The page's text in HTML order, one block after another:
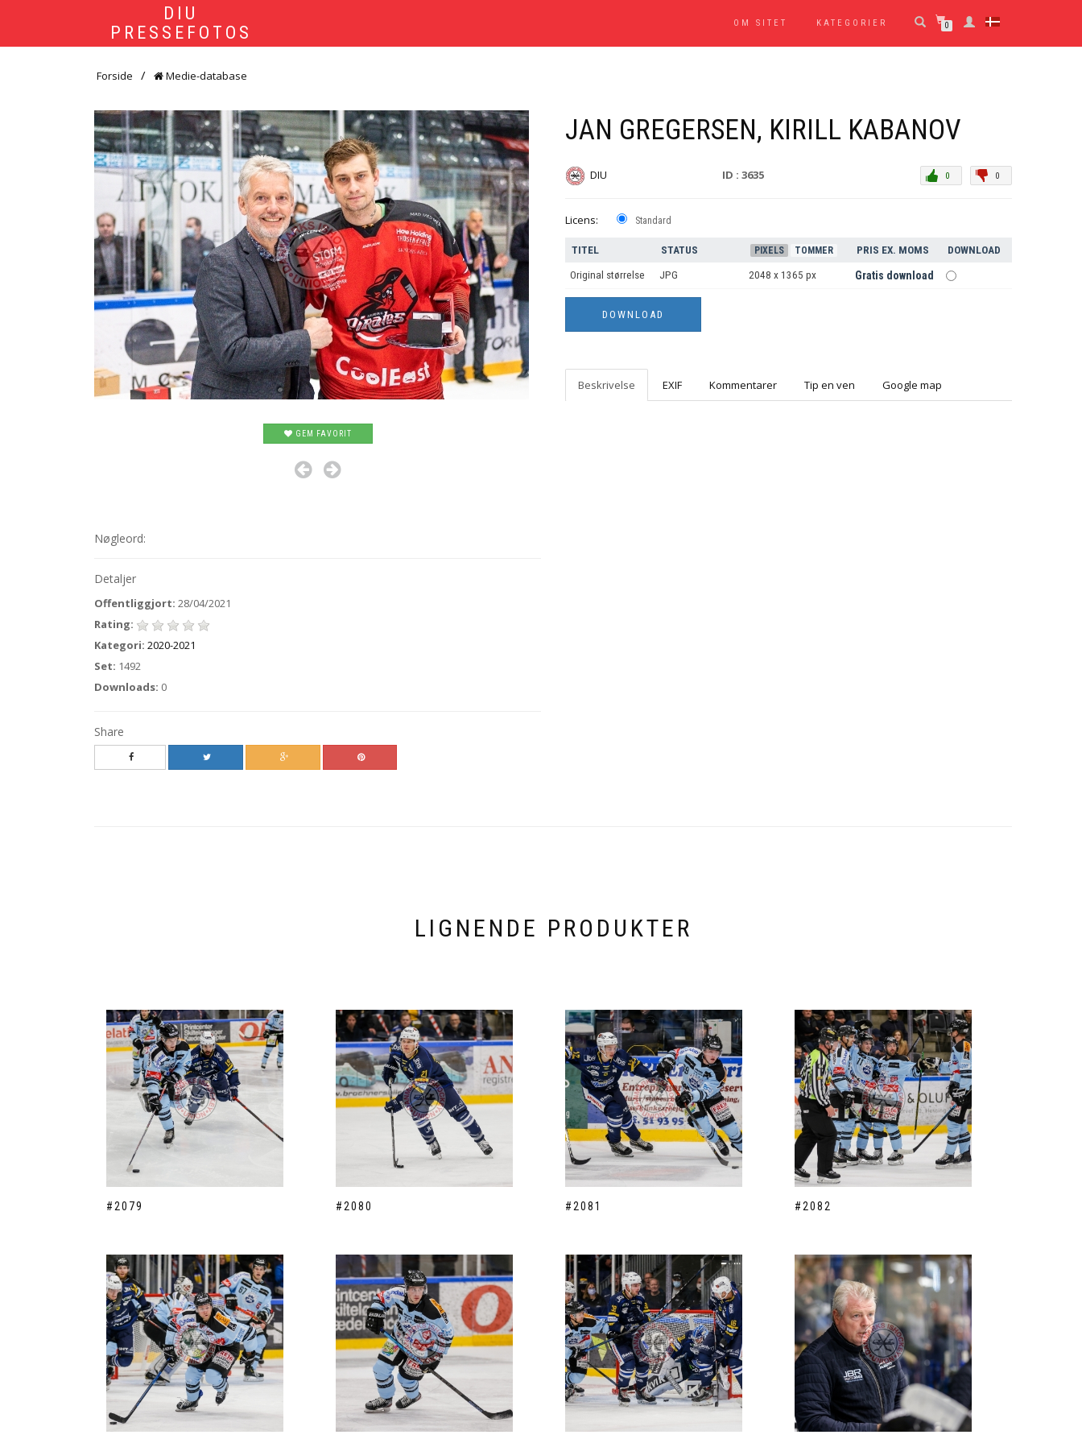
DIU
PRESSEFOTOS
OM SITET KATEGORIER 0
Forside Medie-database
GEM FAVORIT
Nøgleord:
Detaljer
Offentliggjort: 28/04/2021
Rating:
Kategori: 2020-2021
Set: 1492
Downloads: 0
Share
JAN GREGERSEN, KIRILL KABANOV
DIU ID : 3635 0
0
Licens: Standard
TITEL STATUS PIXELS TOMMER PRIS EX. MOMS DOWNLOAD
Original størrelse JPG 2048 x 1365 px Gratis download
Beskrivelse EXIF Kommentarer Tip en ven Google map
LIGNENDE PRODUKTER
#2079 #2080 #2081 #2082